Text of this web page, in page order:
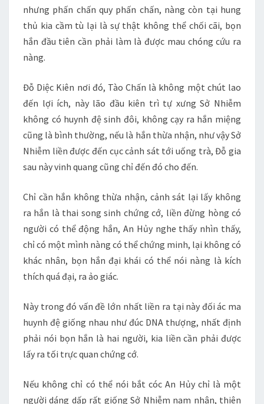
nhưng phấn chấn quy phấn chấn, nàng còn tại hung
thủ kia cầm tù lại là sự thật không thể chối cãi, bọn
hắn đầu tiên cần phải làm là được mau chóng cứu ra
nàng.
Đỗ Diệc Kiên nơi đó, Tào Chấn là không một chút lao
đến lợi ích, này lão đầu kiên trì tự xưng Sở Nhiễm
không có huynh đệ sinh đôi, không cạy ra hắn miệng
cũng là bình thường, nếu là hắn thừa nhận, như vậy Sở
Nhiễm liền được đến cục cảnh sát tới uống trà, Đỗ gia
sau này vinh quang cũng chỉ đến đó cho đến.
Chỉ cần hắn không thừa nhận, cảnh sát lại lấy không
ra hắn là thai song sinh chứng cớ, liền đừng hòng có
người có thể động hắn, An Hủy nghe thấy nhìn thấy,
chỉ có một mình nàng có thể chứng minh, lại không có
khác nhân, bọn hắn đại khái có thể nói nàng là kích
thích quá đại, ra ảo giác.
Này trong đó vấn đề lớn nhất liền ra tại này đối ác ma
huynh đệ giống nhau như đúc DNA thượng, nhất định
phải nói bọn hắn là hai người, kia liền cần phải được
lấy ra tối trực quan chứng cớ.
Nếu không chỉ có thể nói bắt cóc An Hủy chỉ là một
người dáng dấp rất giống Sở Nhiễm nam nhân, thiên